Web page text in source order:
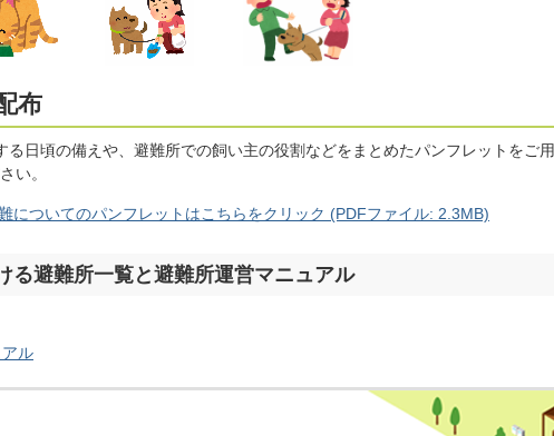
布
る日頃の備えや、避難所での飼い主の役割などをまとめたパンフレットをご用
い。
についてのパンフレットはこちらをクリック (PDFファイル: 2.3MB)
る避難所一覧と避難所運営マニュアル
ル